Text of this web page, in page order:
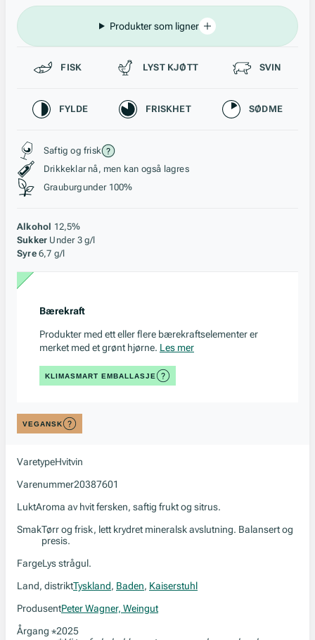
Produkter som ligner
Passer til
FISK LYST KJØTT SVIN
Karakteristikk
FYLDE FRISKHET SØDME
Stil, lagring og råstoff
Saftig og frisk
Drikkeklar nå, men kan også lagres
Grauburgunder 100%
Alkohol 12,5%
Sukker Under 3 g/l
Syre 6,7 g/l
Bærekraft
Produkter med ett eller flere bærekraftselementer er
merket med et grønt hjørne. Les mer
KLIMASMART EMBALLASJE
VEGANSK
VaretypeHvitvin
Varenummer20387601
LuktAroma av hvit fersken, saftig frukt og sitrus.
SmakTørr og frisk, lett krydret mineralsk avslutning. Balansert og
presis.
FargeLys strågul.
Land, distriktTyskland, Baden, Kaiserstuhl
ProdusentPeter Wagner, Weingut
Årgang *2025